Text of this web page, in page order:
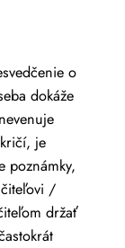
o
dokáže
je
poznámky,
/
držať